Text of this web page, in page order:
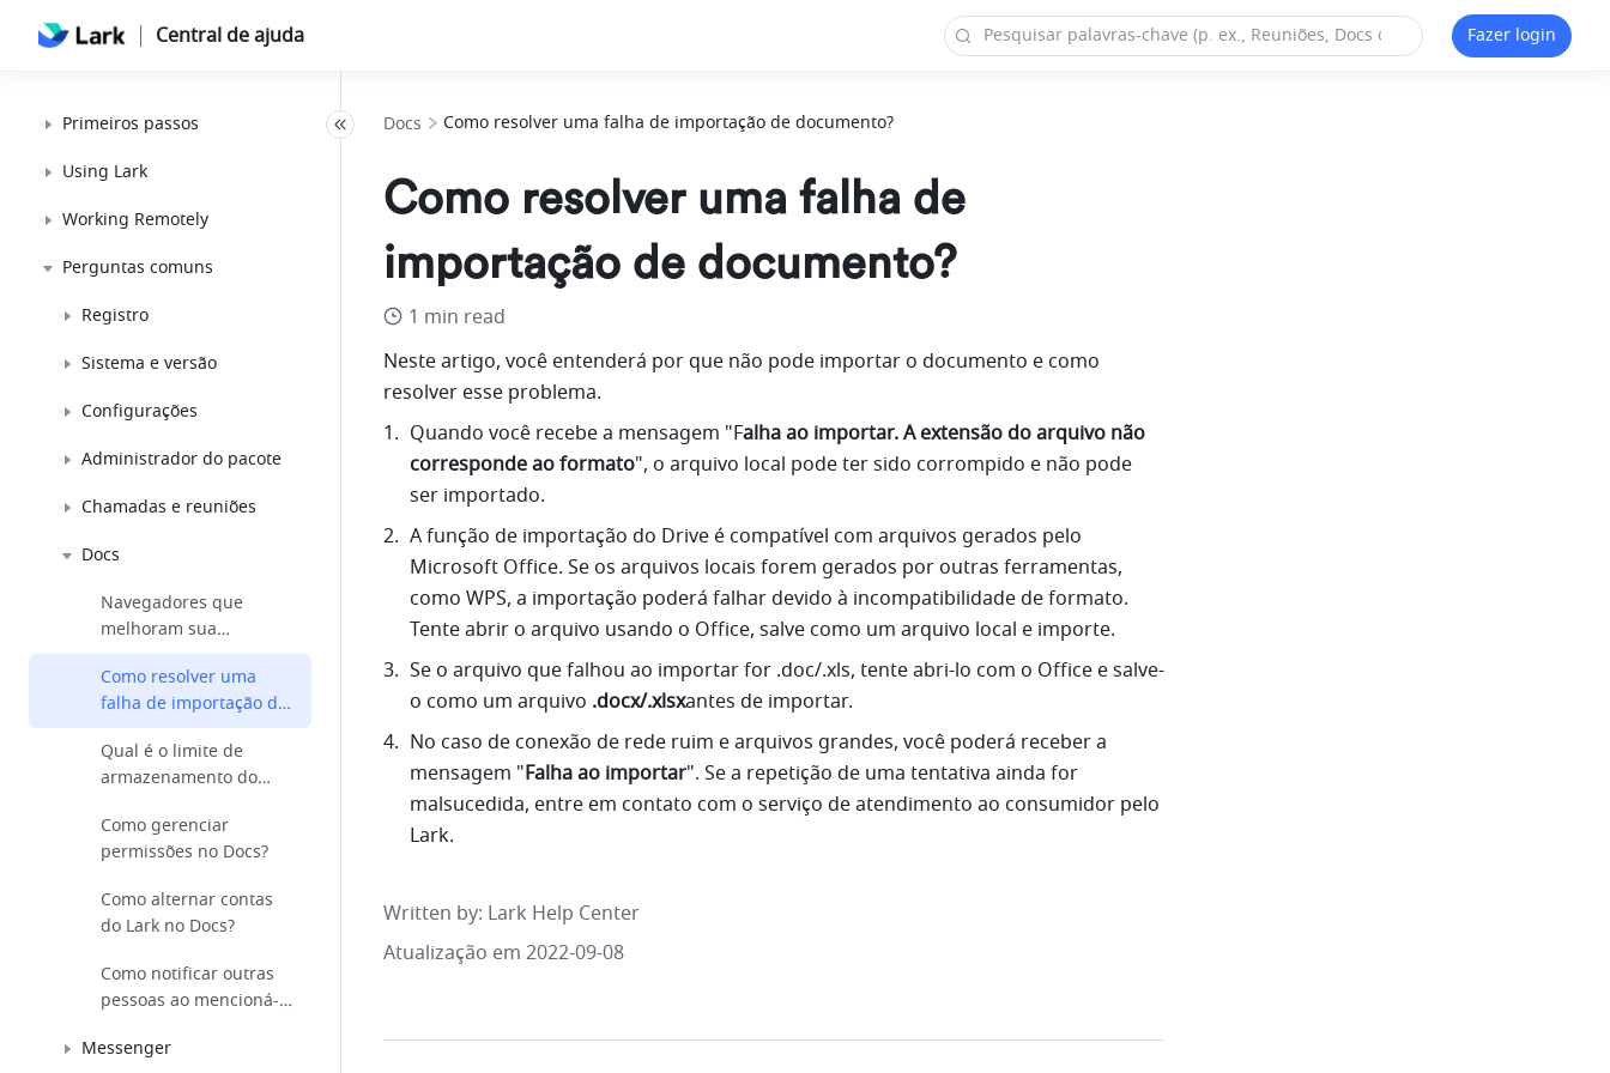
Central de ajuda Fazer login
Primeiros passos
Using Lark
Working Remotely
Perguntas comuns
Registro
Sistema e versão
Configurações
Administrador do pacote
Chamadas e reuniões
Docs
Navegadores que
melhoram sua
experiência do Docs
Como resolver uma
falha de importação de
documento?
Qual é o limite de
armazenamento do
Como gerenciar
permissões no Docs?
Como alternar contas
do Lark no Docs?
Como notificar outras
pessoas ao mencioná-
Messenger
Docs Como resolver uma falha de importação de documento?
Como resolver uma falha de
importação de documento?
1 min read
Neste artigo, você entenderá por que não pode importar o documento e como
resolver esse problema.
Quando você recebe a mensagem "Falha ao importar. A extensão do arquivo não
corresponde ao formato", o arquivo local pode ter sido corrompido e não pode
ser importado.
A função de importação do Drive é compatível com arquivos gerados pelo
Microsoft Office. Se os arquivos locais forem gerados por outras ferramentas,
como WPS, a importação poderá falhar devido à incompatibilidade de formato.
Tente abrir o arquivo usando o Office, salve como um arquivo local e importe.
Se o arquivo que falhou ao importar for .doc/.xls, tente abri-lo com o Office e salve-
o como um arquivo .docx/.xlsxantes de importar.
No caso de conexão de rede ruim e arquivos grandes, você poderá receber a
mensagem "Falha ao importar". Se a repetição de uma tentativa ainda for
malsucedida, entre em contato com o serviço de atendimento ao consumidor pelo
Lark.
Written by: Lark Help Center
Atualização em 2022-09-08